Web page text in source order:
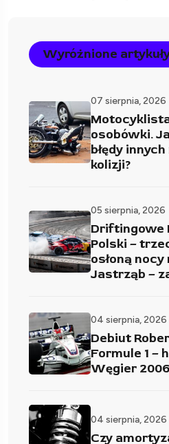
Wyróżnione
07 sierpnia, 2026
osobówki.
błędy
kolizji?
05 sierpnia, 2026
Polski –
osłoną
Jastrząb –
04 sierpnia, 2026
Debiut
Formule 1 –
Węgier 2006
04 sierpnia, 2026
Czy